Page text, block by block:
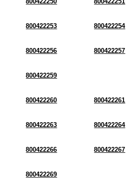
800422253 800422254
800422256 800422257
800422259
800422260 800422261
800422263 800422264
800422266 800422267
800422269